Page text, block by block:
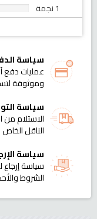
1 نجمة
سياسة
عمليات دفع
وموثوقة
سياسة
الاستلام من
الناقل
سياسة
الشروط